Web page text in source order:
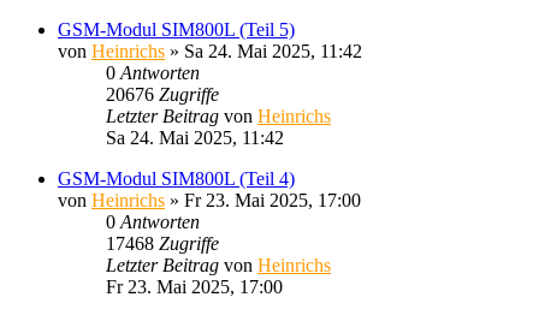
GSM-Modul SIM800L (Teil 5)
von Heinrichs » Sa 24. Mai 2025, 11:42
0 Antworten
20676 Zugriffe
Letzter Beitrag von Heinrichs
Sa 24. Mai 2025, 11:42
GSM-Modul SIM800L (Teil 4)
von Heinrichs » Fr 23. Mai 2025, 17:00
0 Antworten
17468 Zugriffe
Letzter Beitrag von Heinrichs
Fr 23. Mai 2025, 17:00